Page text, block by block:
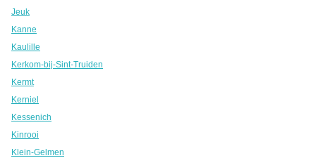
Jeuk
Kanne
Kaulille
Kerkom-bij-Sint-Truiden
Kermt
Kerniel
Kessenich
Kinrooi
Klein-Gelmen